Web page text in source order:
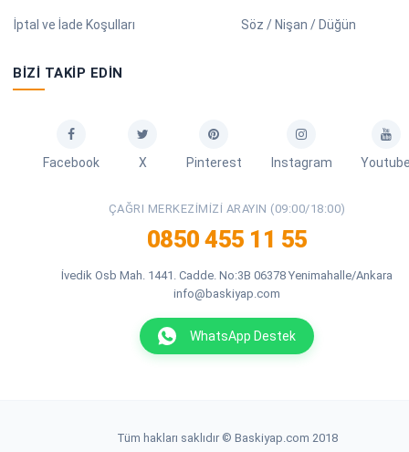
İptal ve İade Koşulları Söz / Nişan / Düğün
BIZI TAKIP EDIN
Facebook X Pinterest Instagram
ÇAĞRI MERKEZIMIZI ARAYIN (09:00/18:00)
0850 455 11 55
İvedik Osb Mah. 1441. Cadde. No:3B 06378 Yenimahalle/Ankara
info@baskiyap.com
WhatsApp Destek
Tüm hakları saklıdır © Baskiyap.com 2018